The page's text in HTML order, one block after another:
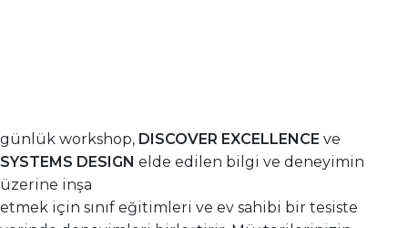
günlük workshop, DISCOVER EXCELLENCE ve
SYSTEMS DESIGN elde edilen bilgi ve deneyimin
üzerine inşa
etmek için sınıf eğitimleri ve ev sahibi bir tesiste